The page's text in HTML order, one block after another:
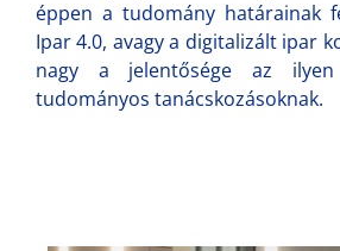
éppen a tudomány határainak
Ipar 4.0, avagy a digitalizált ipar
nagy a jelentősége az
tudományos tanácskozásoknak.